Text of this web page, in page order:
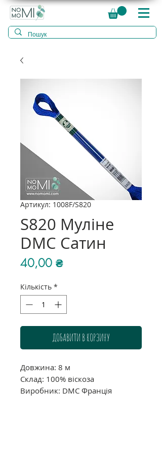
Артикул: 1008F/S820
S820 Муліне
DMC Сатин
40,00 ₴Ціна
Кількість *
ДОБАВИТИ В КОРЗИНУ
Довжина: 8 м
Склад: 100% віскоза
Виробник: DMC Франція